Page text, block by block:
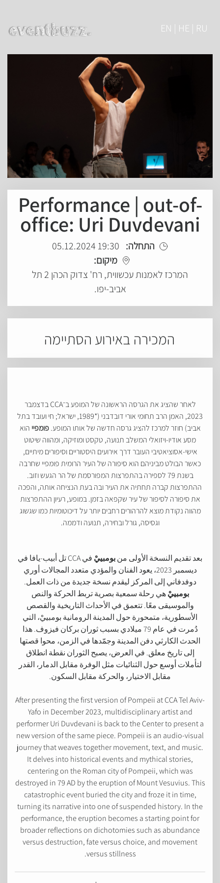
EN | HE | RU
Performance | out-of-
office: Uri Duvdevani
התחלה: 19:30 05.12.2024
מיקום:
המרכז לאמנות עכשווית, רח' צדוק הכהן 2 תל
אביב-יפו.
המכירה באירוע הסתיימה
לאחר שהציג את הגרסה הראשונה של המופע ב־CCA בדצמבר
2023, האמן הרב תחומי אורי דובדבני (*1989, ישראל; חי ועובד בתל
אביב) חוזר למרכז להציג גרסה חדשה של אותו המופע.פומפיי הוא
מסע אודיו-ויזואלי המשלב תנועה, טקסט ומוזיקה, ומהווה שיטוט
אישי-אסוציאטיבי העובר דרך אירועים היסטוריים וסיפורים מיתיים,
כאשר הבולט מביניהם הוא סיפורה של העיר הרומית פומפיי שחרבה
בשנת 79 לספירה בהתפרצות המפורסמת של הר הגעש וזוב.
ההתפרצות קברה תחתיה את העיר ובה בעת הנציחה אותה, והפכה
את סיפורה לסיפור של עיר שקפאה בזמן. במופע, רעיון ההתפרצות
מהווה נקודת מוצא להרהורים רחבים יותר על דיכוטומיות כמו שגשוג
וגסיסה, גורל ובחירה, תנועה ודממה.
بعد تقديم النسخة الأولى منبومبييْ
في CCA تل أبيب-يافا في
ديسمبر 2023، يعود الفنان والمؤدي متعدد المجالات أوري
دوفدفاني إلى المركز ليقدم نسخة جديدة من ذات العمل.
بومبييْهي رحلة سمعية بصرية تربط الحركة والنص
والموسيقى معًا. تتعمق في الأحداث التاريخية والقصص
الأسطورية، متمحورة حول المدينة الرومانية بومبييْ، التي
دُمرت في عام 79 ميلادي بسبب ثوران بركان فيزوف. هذا
الحدث الكارثي دفن المدينة وجمّدها في الزمن، محوا قصتها
إلى تاريخ معلق. في العرض، يصبح الثوران نقطة انطلاق
لتأملات أوسع حول الثنائيات مثل الوفرة مقابل الدمار، القدر
مقابل الاختيار، والحركة مقابل السكون.
After presenting the first version of Pompeii at CCA Tel Aviv-
Yafo in December 2023, multidisciplinary artist and
performer Uri Duvdevani is back to the Center to present a
new version of the same piece. Pompeii is an audio-visual
journey that weaves together movement, text, and music.
It delves into historical events and mythical stories,
centering on the Roman city of Pompeii, which was
destroyed in 79 AD by the eruption of Mount Vesuvius. This
catastrophic event buried the city and froze it in time,
turning its narrative into one of suspended history. In the
performance, the eruption becomes a starting point for
broader reflections on dichotomies such as abundance
versus destruction, fate versus choice, and movement
versus stillness.